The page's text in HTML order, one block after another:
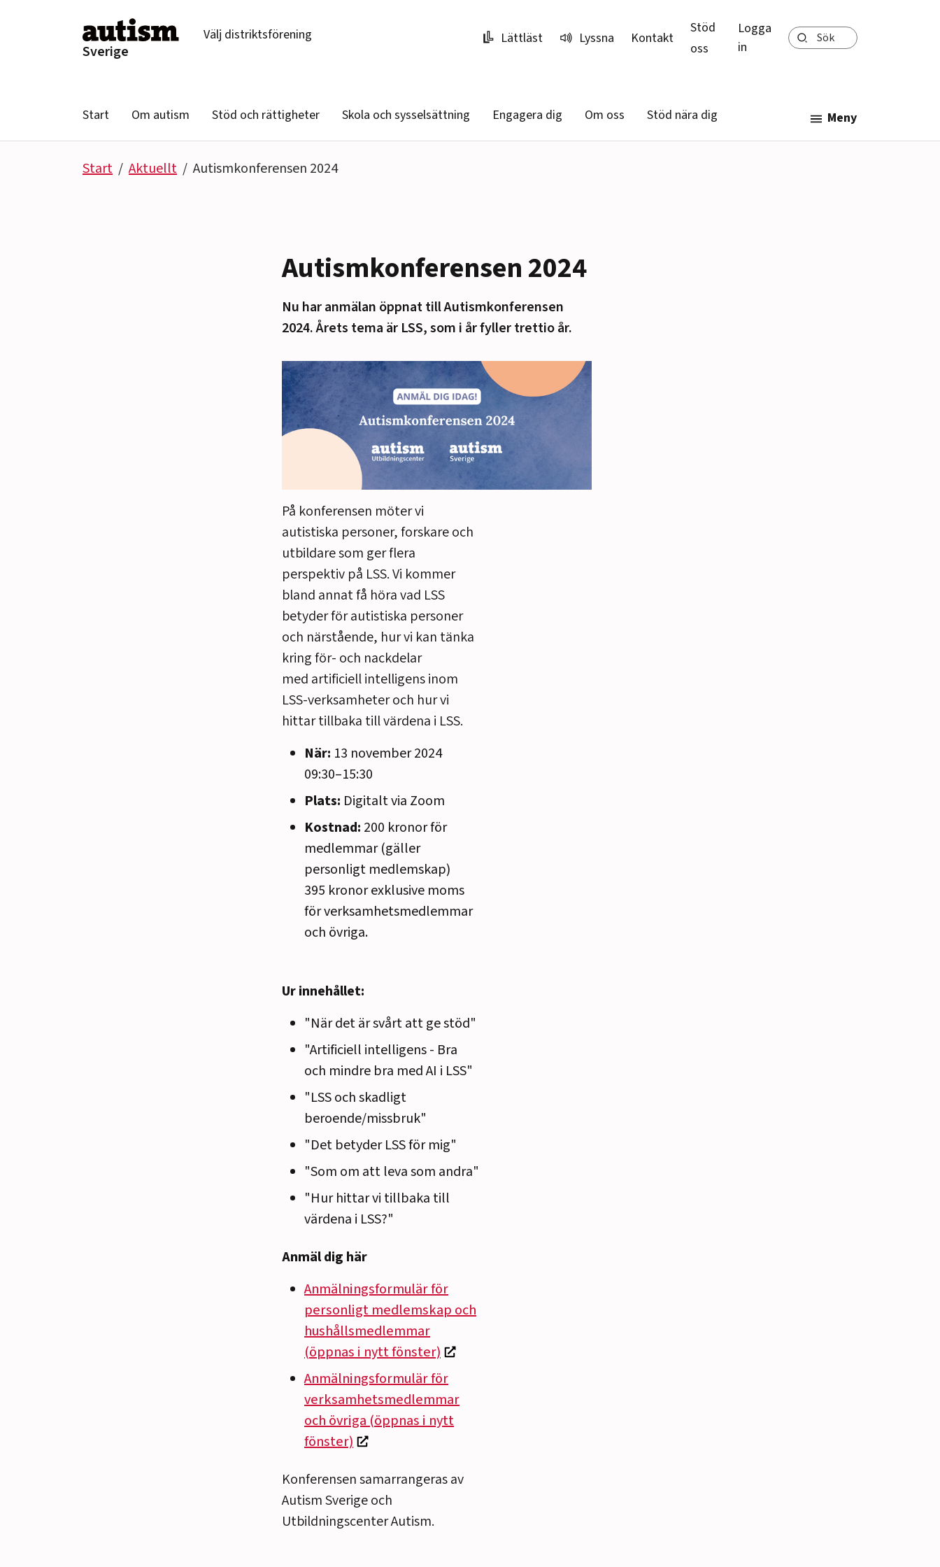
Sverige
Välj distriktsförening Lättläst Lyssna Kontakt
Stöd
oss
Logga
in
Sök
Start Om autism Stöd och rättigheter Skola och sysselsättning Engagera dig Om oss Stöd nära dig Meny
Start Aktuellt Autismkonferensen 2024
Autismkonferensen 2024
Nu har anmälan öppnat till Autismkonferensen
2024. Årets tema är LSS, som i år fyller trettio år.
På konferensen möter vi
autistiska personer, forskare och
utbildare som ger flera
perspektiv på LSS. Vi kommer
bland annat få höra vad LSS
betyder för autistiska personer
och närstående, hur vi kan tänka
kring för- och nackdelar
med artificiell intelligens inom
LSS-verksamheter och hur vi
hittar tillbaka till värdena i LSS.
När: 13 november 2024
09:30–15:30
Plats: Digitalt via Zoom
Kostnad: 200 kronor för
medlemmar (gäller
personligt medlemskap)
395 kronor exklusive moms
för verksamhetsmedlemmar
och övriga.
Ur innehållet:
"När det är svårt att ge stöd"
"Artificiell intelligens - Bra
och mindre bra med AI i LSS"
"LSS och skadligt
beroende/missbruk"
"Det betyder LSS för mig"
"Som om att leva som andra"
"Hur hittar vi tillbaka till
värdena i LSS?"
Anmäl dig här
Anmälningsformulär för
personligt medlemskap och
hushållsmedlemmar
(öppnas i nytt fönster)
Anmälningsformulär för
verksamhetsmedlemmar
och övriga (öppnas i nytt
fönster)
Konferensen samarrangeras av
Autism Sverige och
Utbildningscenter Autism.